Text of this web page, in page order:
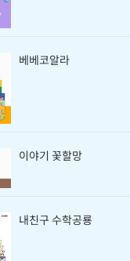
베베코알라
이야기 꽃할망
내친구 수학공룡